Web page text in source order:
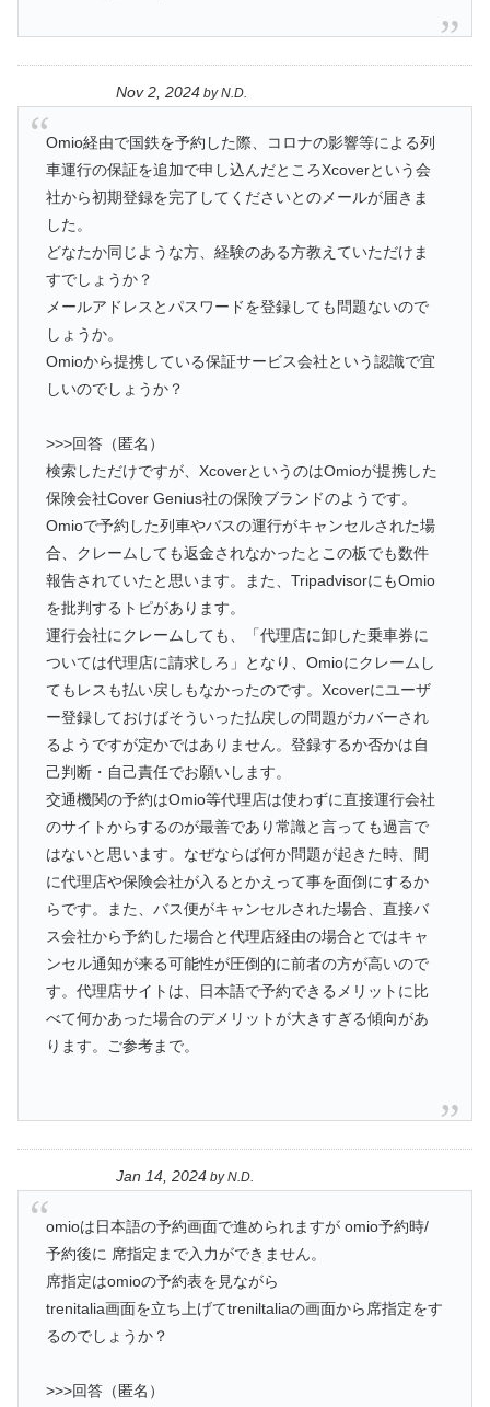
Nov 2, 2024 byN.D.
Omio経由で国鉄を予約した際、コロナの影響等による列
車運行の保証を追加で申し込んだところXcoverという会
社から初期登録を完了してくださいとのメールが届きま
した。
どなたか同じような方、経験のある方教えていただけま
すでしょうか？
メールアドレスとパスワードを登録しても問題ないので
しょうか。
Omioから提携している保証サービス会社という認識で宜
しいのでしょうか？
>>>回答（匿名）
検索しただけですが、XcoverというのはOmioが提携した
保険会社Cover Genius社の保険ブランドのようです。
Omioで予約した列車やバスの運行がキャンセルされた場
合、クレームしても返金されなかったとこの板でも数件
報告されていたと思います。また、TripadvisorにもOmio
を批判するトピがあります。
運行会社にクレームしても、「代理店に卸した乗車券に
ついては代理店に請求しろ」となり、Omioにクレームし
てもレスも払い戻しもなかったのです。Xcoverにユーザ
ー登録しておけばそういった払戻しの問題がカバーされ
るようですが定かではありません。登録するか否かは自
己判断・自己責任でお願いします。
交通機関の予約はOmio等代理店は使わずに直接運行会社
のサイトからするのが最善であり常識と言っても過言で
はないと思います。なぜならば何か問題が起きた時、間
に代理店や保険会社が入るとかえって事を面倒にするか
らです。また、バス便がキャンセルされた場合、直接バ
ス会社から予約した場合と代理店経由の場合とではキャ
ンセル通知が来る可能性が圧倒的に前者の方が高いので
す。代理店サイトは、日本語で予約できるメリットに比
べて何かあった場合のデメリットが大きすぎる傾向があ
ります。ご参考まで。
Jan 14, 2024 byN.D.
omioは日本語の予約画面で進められますが omio予約時/
予約後に 席指定まで入力ができません。
席指定はomioの予約表を見ながら
trenitalia画面を立ち上げてtreniltaliaの画面から席指定をす
るのでしょうか？
>>>回答（匿名）